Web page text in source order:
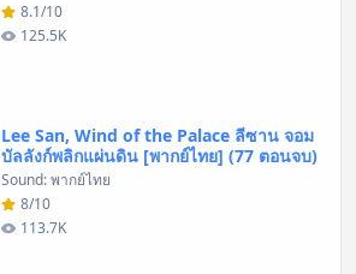
8.1/10
125.5K
Lee San, Wind of the Palace ลีซาน จอม
บัลลังก์พลิกแผ่นดิน [พากย์ไทย] (77 ตอนจบ)
Sound: พากย์ไทย
8/10
113.7K